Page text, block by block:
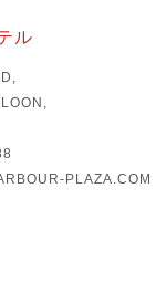
ル
PLAZA.COM